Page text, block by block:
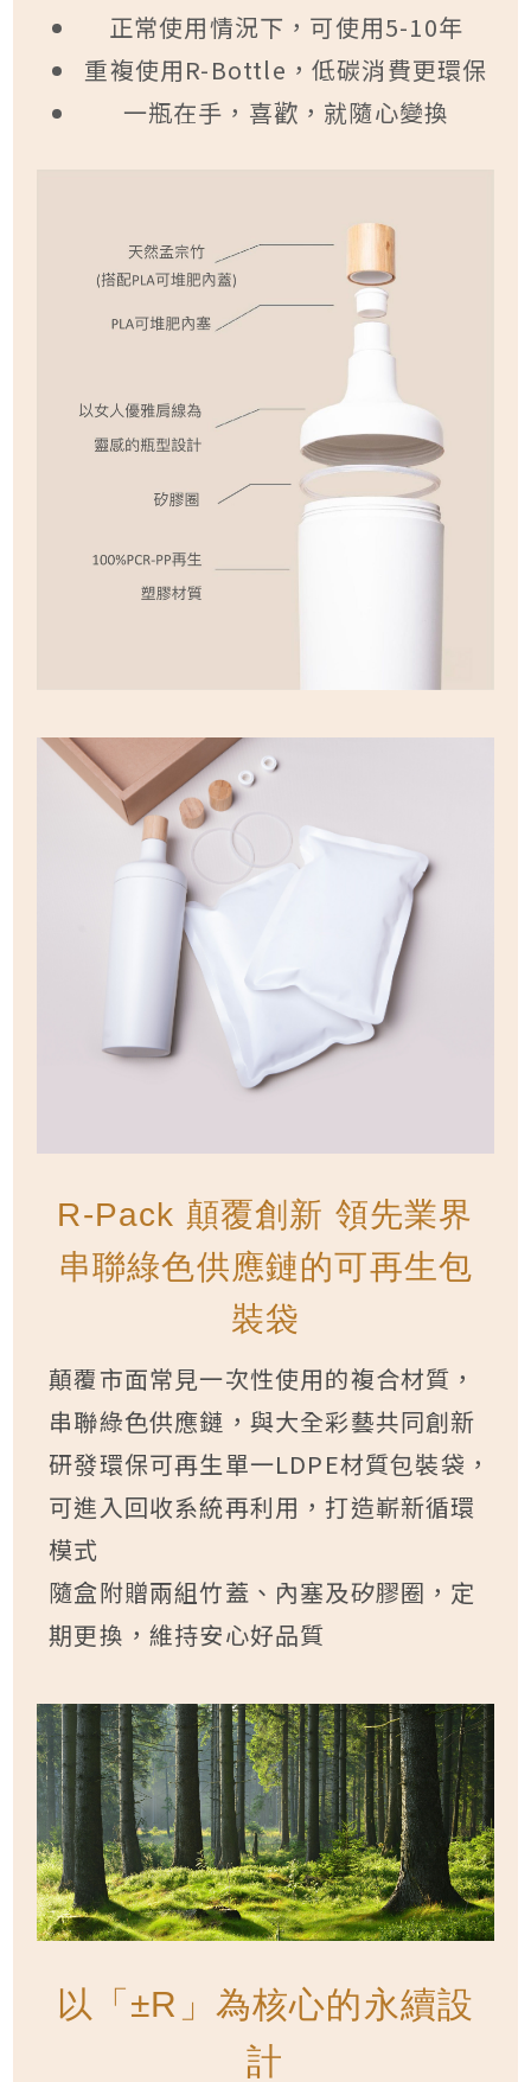
正常使用情況下，可使用5-10年
重複使用R-Bottle，低碳消費更環保
一瓶在手，喜歡，就隨心變換
R-Pack 顛覆創新 領先業界
串聯綠色供應鏈的可再生包
裝袋
顛覆市面常見一次性使用的複合材質，
串聯綠色供應鏈，與大全彩藝共同創新
研發環保可再生單一LDPE材質包裝袋，
可進入回收系統再利用，打造嶄新循環
模式
隨盒附贈兩組竹蓋、內塞及矽膠圈，定
期更換，維持安心好品質
以「±R」為核心的永續設
計